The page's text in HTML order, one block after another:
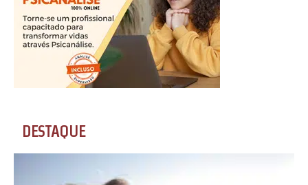
DESTAQUE